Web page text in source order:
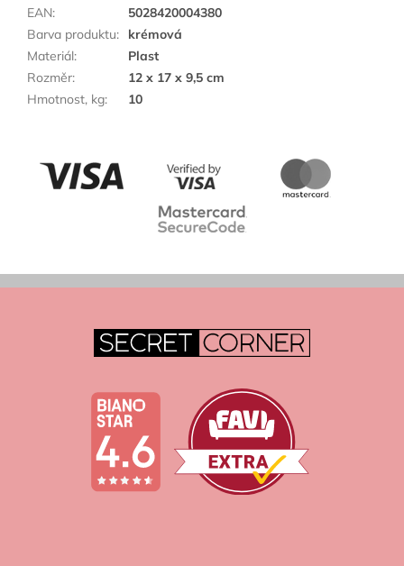
EAN:
5028420004380
Barva produktu:
krémová
Materiál:
Plast
Rozměr:
12 x 17 x 9,5 cm
Hmotnost, kg: 10